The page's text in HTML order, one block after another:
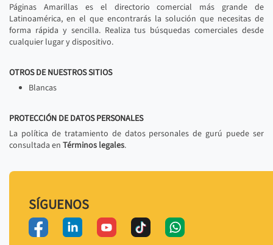
Páginas Amarillas es el directorio comercial más grande de
Latinoamérica, en el que encontrarás la solución que necesitas de
forma rápida y sencilla. Realiza tus búsquedas comerciales desde
cualquier lugar y dispositivo.
OTROS DE NUESTROS SITIOS
Blancas
PROTECCIÓN DE DATOS PERSONALES
La política de tratamiento de datos personales de gurú puede ser
consultada en Términos legales.
SÍGUENOS